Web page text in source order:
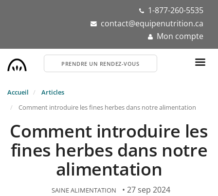
1-877-260-5535
contact@equipenutrition.ca
Mon compte
PRENDRE UN RENDEZ-VOUS
Accueil
Articles
Comment introduire les fines herbes dans notre alimentation
Comment introduire les
fines herbes dans notre
alimentation
SAINE ALIMENTATION • 27 sep 2024